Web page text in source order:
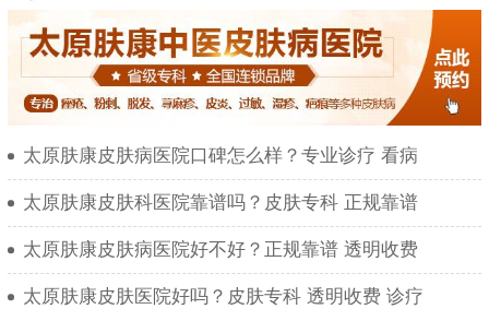
太原肤康皮肤病医院口碑怎么样？专业诊疗 看病
太原肤康皮肤科医院靠谱吗？皮肤专科 正规靠谱
太原肤康皮肤病医院好不好？正规靠谱 透明收费
太原肤康皮肤医院好吗？皮肤专科 透明收费 诊疗